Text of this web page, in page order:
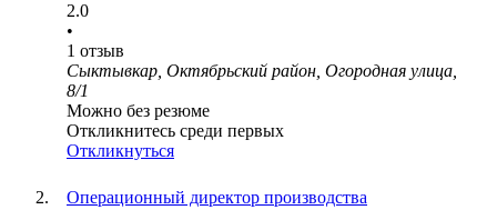
2.0
•
1 отзыв
Сыктывкар, Октябрьский район, Огородная улица,
8/1
Можно без резюме
Откликнитесь среди первых
Откликнуться
Операционный директор производства